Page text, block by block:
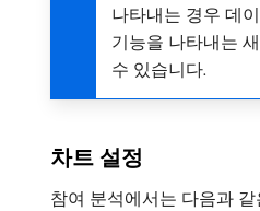
나타내는 경우 데
기능을 나타내는
수 있습니다.
차트 설정
참여 분석에서는 다음과